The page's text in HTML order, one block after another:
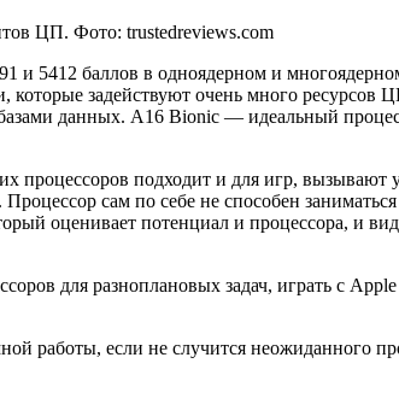
ЦП. Фото: trustedreviews.com
5412 баллов в одноядерном и
которые задействуют очень много
данных. A16 Bionic — идеальный
подходит и для игр, вызывают
сам по себе не способен
оценивает потенциал и процессора, и
для разноплановых задач, играть с
работы, если не случится неожиданного